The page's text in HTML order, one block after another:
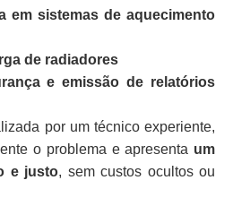
em sistemas de aquecimento
de radiadores
e emissão de relatórios
por um técnico experiente,
o problema e apresenta um
e justo, sem custos ocultos ou